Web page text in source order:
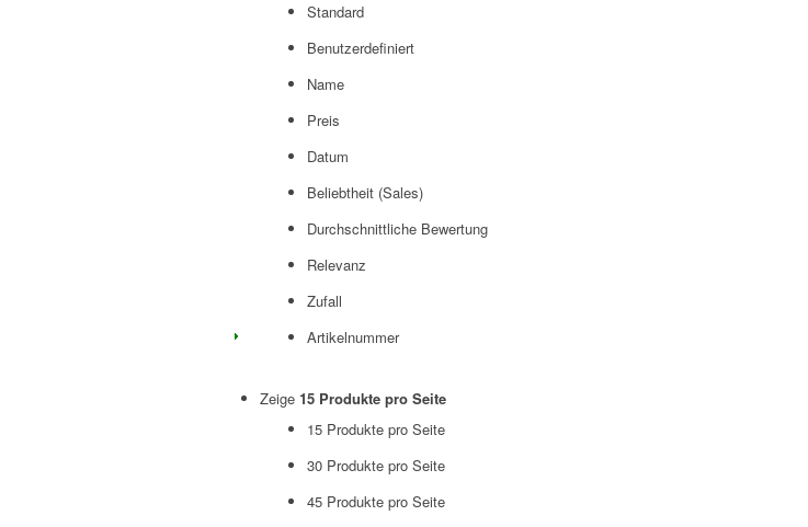
Standard
Benutzerdefiniert
Name
Preis
Datum
Beliebtheit (Sales)
Durchschnittliche Bewertung
Relevanz
Zufall
Artikelnummer
Zeige 15 Produkte pro Seite
15 Produkte pro Seite
30 Produkte pro Seite
45 Produkte pro Seite